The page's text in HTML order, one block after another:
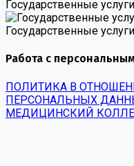
Государственные услуги
Государственные услуги
Работа с
ПОЛИТИКА В
ПЕРСОНАЛЬНЫХ
МЕДИЦИНСКИЙ